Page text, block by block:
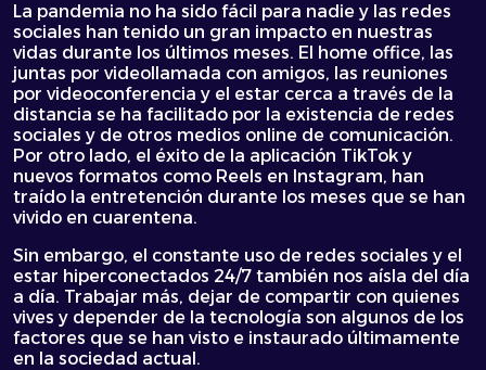
La pandemia no ha sido fácil para nadie y las redes
sociales han tenido un gran impacto en nuestras
vidas durante los últimos meses. El home office, las
juntas por videollamada con amigos, las reuniones
por videoconferencia y el estar cerca a través de la
distancia se ha facilitado por la existencia de redes
sociales y de otros medios online de comunicación.
Por otro lado, el éxito de la aplicación TikTok y
nuevos formatos como Reels en Instagram, han
traído la entretención durante los meses que se han
vivido en cuarentena.
Sin embargo, el constante uso de redes sociales y el
estar hiperconectados 24/7 también nos aísla del día
a día. Trabajar más, dejar de compartir con quienes
vives y depender de la tecnología son algunos de los
factores que se han visto e instaurado últimamente
en la sociedad actual.